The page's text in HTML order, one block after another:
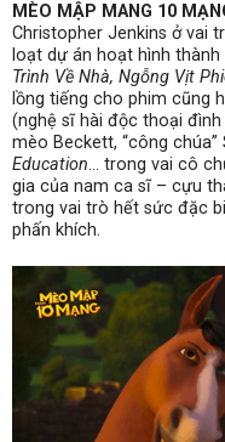
MÈO MẬP MANG 10
Christopher Jenkins ở vai
loạt dự án hoạt hình
Trình Về Nhà, Ngỗng Vịt
lồng tiếng cho phim cũng
(nghệ sĩ hài độc thoại
mèo Beckett, “công
Education… trong vai cô
gia của nam ca sĩ – cựu
trong vai trò hết sức đặc
phấn khích.